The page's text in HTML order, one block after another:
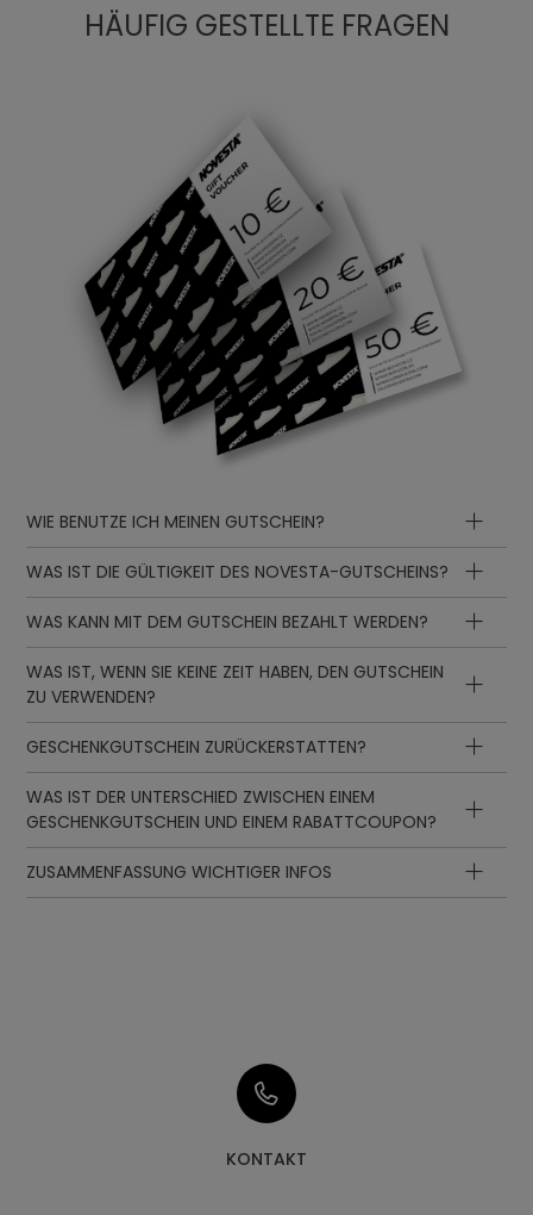
HÄUFIG GESTELLTE FRAGEN
WIE BENUTZE ICH MEINEN GUTSCHEIN?
WAS IST DIE GÜLTIGKEIT DES NOVESTA-GUTSCHEINS?
WAS KANN MIT DEM GUTSCHEIN BEZAHLT WERDEN?
WAS IST, WENN SIE KEINE ZEIT HABEN, DEN GUTSCHEIN
ZU VERWENDEN?
GESCHENKGUTSCHEIN ZURÜCKERSTATTEN?
WAS IST DER UNTERSCHIED ZWISCHEN EINEM
GESCHENKGUTSCHEIN UND EINEM RABATTCOUPON?
ZUSAMMENFASSUNG WICHTIGER INFOS
KONTAKT